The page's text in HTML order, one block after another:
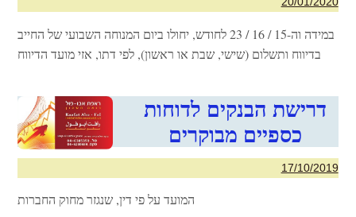
במידה וה-15 / 16 / 23 לחודש, יחולו ביום המנוחה השבועי של החייב
בדיווח ותשלום (שישי, שבת או ראשון), לפי דתו, אזי מועד הדיווח
דרישת הבנקים לדוחות
כספיים מבוקרים
17/10/2019
המועד על פי דין, שנגזר מחוק החברות